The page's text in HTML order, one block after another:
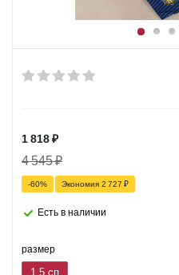
1 818₽
4 545₽
-60% Экономия 2 727 ₽
Есть в наличии
размер
1,5 сп